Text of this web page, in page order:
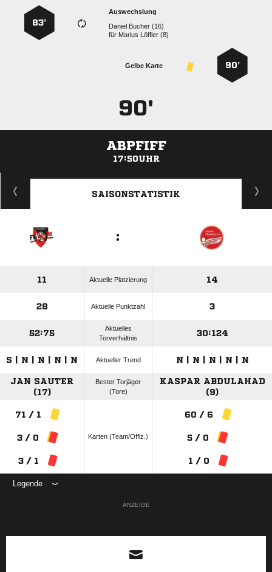
Auswechslung
  
für   
83’
90’
Gelbe Karte
90'
ABPFIFF
17:50UHR
ANZEIGE
SAISONSTATISTIK
:
11 Aktuelle Platzierung 14
28 Aktuelle Punktzahl 3
52:75
Aktuelles
Torverhältnis
30:124
S | N | N | N | N Aktueller Trend N | N | N | N | N
JAN SAUTER
(17)
Bester Torjäger
(Tore)
KASPAR ABDULAHAD
(9)
71 / 1
3 / 0
3 / 1
Karten (Team/Offiz.)
60 / 6
5 / 0
1 / 0
Legende
ANZEIGE